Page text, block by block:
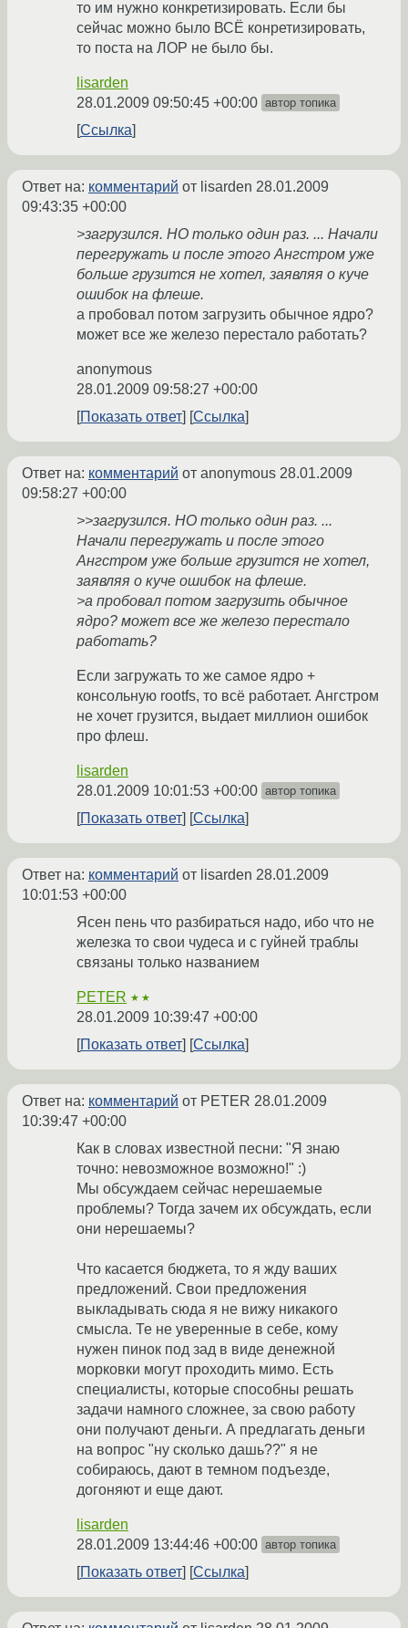
то им нужно конкретизировать. Если бы
сейчас можно было ВСЁ конретизировать,
то поста на ЛОР не было бы.
lisarden
28.01.2009 09:50:45 +00:00 автор топика
Ссылка
Ответ на: комментарий от lisarden 28.01.2009
09:43:35 +00:00
>загрузился. НО только один раз. ... Начали
перегружать и после этого Ангстром уже
больше грузится не хотел, заявляя о куче
ошибок на флеше.
а пробовал потом загрузить обычное ядро?
может все же железо перестало работать?
anonymous
28.01.2009 09:58:27 +00:00
Показать ответ
Ссылка
Ответ на: комментарий от anonymous 28.01.2009
09:58:27 +00:00
>>загрузился. НО только один раз. ...
Начали перегружать и после этого
Ангстром уже больше грузится не хотел,
заявляя о куче ошибок на флеше.
>а пробовал потом загрузить обычное
ядро? может все же железо перестало
работать?
Если загружать то же самое ядро +
консольную rootfs, то всё работает. Ангстром
не хочет грузится, выдает миллион ошибок
про флеш.
lisarden
28.01.2009 10:01:53 +00:00 автор топика
Показать ответ Ссылка
Ответ на: комментарий от lisarden 28.01.2009
10:01:53 +00:00
Ясен пень что разбираться надо, ибо что не
железка то свои чудеса и с гуйней траблы
связаны только названием
PETER ★★
28.01.2009 10:39:47 +00:00
Показать ответ
Ссылка
Ответ на: комментарий от PETER 28.01.2009
10:39:47 +00:00
Как в словах известной песни: "Я знаю
точно: невозможное возможно!" :)
Мы обсуждаем сейчас нерешаемые
проблемы? Тогда зачем их обсуждать, если
они нерешаемы?
Что касается бюджета, то я жду ваших
предложений. Свои предложения
выкладывать сюда я не вижу никакого
смысла. Те не уверенные в себе, кому
нужен пинок под зад в виде денежной
морковки могут проходить мимо. Есть
специалисты, которые способны решать
задачи намного сложнее, за свою работу
они получают деньги. А предлагать деньги
на вопрос "ну сколько дашь??" я не
собираюсь, дают в темном подъезде,
догоняют и еще дают.
lisarden
28.01.2009 13:44:46 +00:00 автор топика
Показать ответ Ссылка